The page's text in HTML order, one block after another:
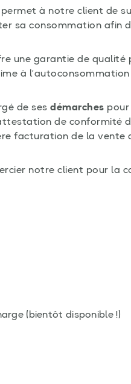
permet à notre client de
sa consommation afin
une garantie de qualité
à l’autoconsommation
de ses démarches
de conformité
facturation de la vente
notre client pour la
(bientôt disponible !)